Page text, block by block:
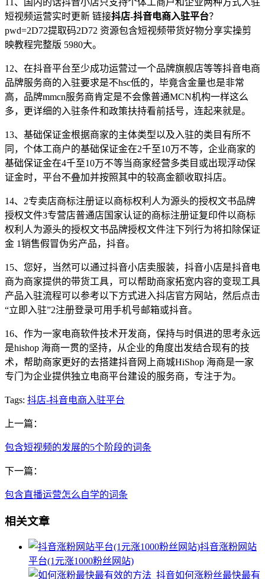
短视频运营实时更新 链接抖店-抖音电商入驻平台？
pwd=2D72提取码2D72 资源包含短视频带货好物分享实操剪
映教程完整版 5980大。
12、在抖音平台至少成功运营过一个品牌旗舰店等等抖音电商
品牌服务商的入驻要求是不hsc低的，毕竟含金量也是非常
高，品牌mmcn服务商肯定是不会像普通MCN机构一样这么
多，更详细的入驻条件和政策扶持看前括号，连起来就是。
13、基础保证金根据商家的主体类型以及入驻的类目有所不
同，个体工商户的基础保证金在2千至10万不等，企业商家的
基础保证金在4千至10万不等当商家经营多类目或出现浮动保
证金时，平台不叠加并按照其中的较高金额收取抖店。
14、2专卖店商标注册证以商标权利人为源头的授权文书品牌
授权文件3专营店普通店国家认证的商标注册证复印件以商标
权利人为源头的授权文书品牌授权文件注下列行为将扣除保证
金 1销售假冒伪劣产品，抖音。
15、您好，当然可以通过抖音小店卖服装，抖音小店是抖音电
商为商家提供的带货工具，可以帮助商家拓宽内容的变现工具
产品入驻流程可以参考以下方式进入抖店官方网站，然后点击
“立即入驻”2注册登录可用手机号邮箱或抖音。
16、作为一家电商软件技术开发商，保持与时俱进的思考永远
是hishop 海商一贯的坚持，从企业的角度出发结合现有的技
术，帮助商家更好的去搭建抖音网上商城HiShop 海商是一家
专门为企业提供独立电商平台建设的服务商，专注于为。
Tags: 抖店-抖音电商入驻平台
上一篇：
包含短视频的发展的5个阶段的词条
下一篇：
包含直播运营怎么自学的词条
相关文章
抖音涨粉网站
平台(1元涨1000粉丝网站)